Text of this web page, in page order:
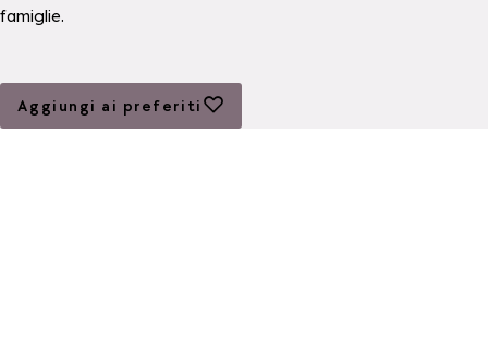
famiglie.
Aggiungi ai preferiti
Aggiungi ai preferiti